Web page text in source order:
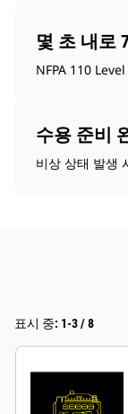
몇 초 내로
NFPA 110
수용 준비
비상 상태 발생
표시 중: 1-3 / 8